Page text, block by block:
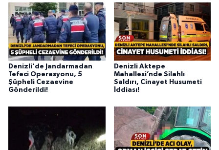
Denizli'de Jandarmadan
Tefeci Operasyonu, 5
Şüpheli Cezaevine
Gönderildi!
Denizli Aktepe
Mahallesi’nde Silahlı
Saldırı, Cinayet Husumeti
İddiası!